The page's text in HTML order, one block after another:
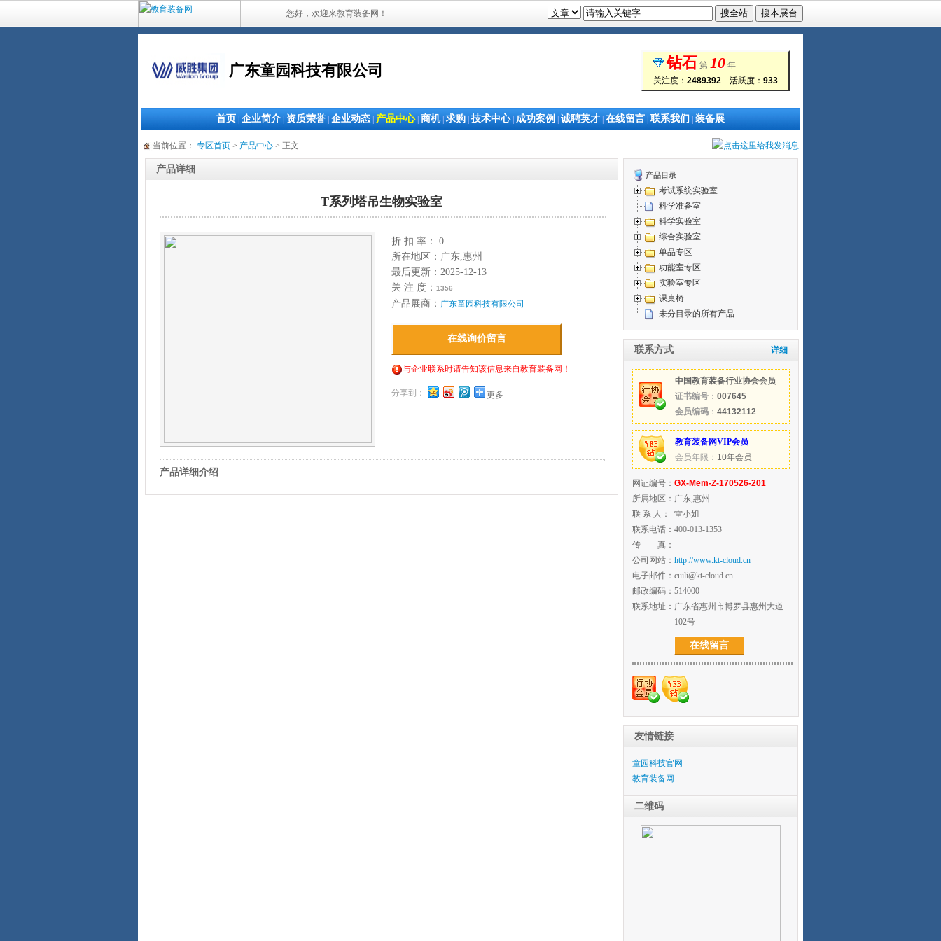
您好，欢迎来教育装备网！
广东童园科技有限公司 钻石 第 10 年
关注度： 2489392 活跃度： 933
首页 企业简介 资质荣誉 企业动态 产品中心| 商机| 求购 技术中心| 成功案例 诚聘英才 在线留言 联系我们 装备展
当前位置： 专区首页 > 产品中心 > 正文
产品详细
T系列塔吊生物实验室
折 扣 率： 0
所在地区：广东,惠州
最后更新：2025-12-13
关 注 度： 1356
产品展商： 广东童园科技有限公司
在线询价留言
与企业联系时请告知该信息来自教育装备网！
分享到： 更多
产品详细介绍
产品目录
考试系统实验室
科学准备室
科学实验室
综合实验室
单品专区
功能室专区
实验室专区
课桌椅
未分目录的所有产品
联系方式 详细
中国教育装备行业协会会员
证书编号 ： 007645
会员编码 ： 44132112
教育装备网VIP会员
会员年限： 10年会员
网证编号： GX-Mem-Z-170526-201
所属地区： 广东,惠州
联 系 人：
雷小姐
联系电话： 400-013-1353
传 真：
公司网站： http://www.kt-cloud.cn
电子邮件： cuili@kt-cloud.cn
邮政编码： 514000
联系地址： 广东省惠州市博罗县惠州大道
102号
在线留言
友情链接
童园科技官网
教育装备网
二维码